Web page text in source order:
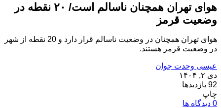
هوای تهران همچنان ناسالم است/ ۲۰ نقطه در
وضعیت قرمز
هوای تهران همچنان در وضعیت ناسالم قرار دارد و 20 نقطه از شهر
در وضعیت قرمز هستند.
عیسی وحدت جوان
دی ۲, ۱۴۰۴
92 بازدیدها
چاپ
0 دیدگاه ها